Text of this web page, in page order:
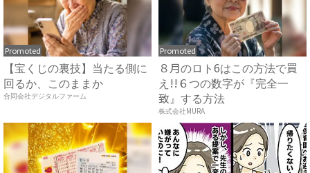
Promoted
【宝くじの裏技】当たる側に
回るか、このままか
合同会社デジタルファーム
Promoted
８月のロト6はこの方法で買
え!!６つの数字が『完全一
致』する方法
株式会社MURA